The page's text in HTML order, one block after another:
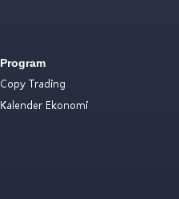
Program
Copy Trading
Kalender Ekonomi